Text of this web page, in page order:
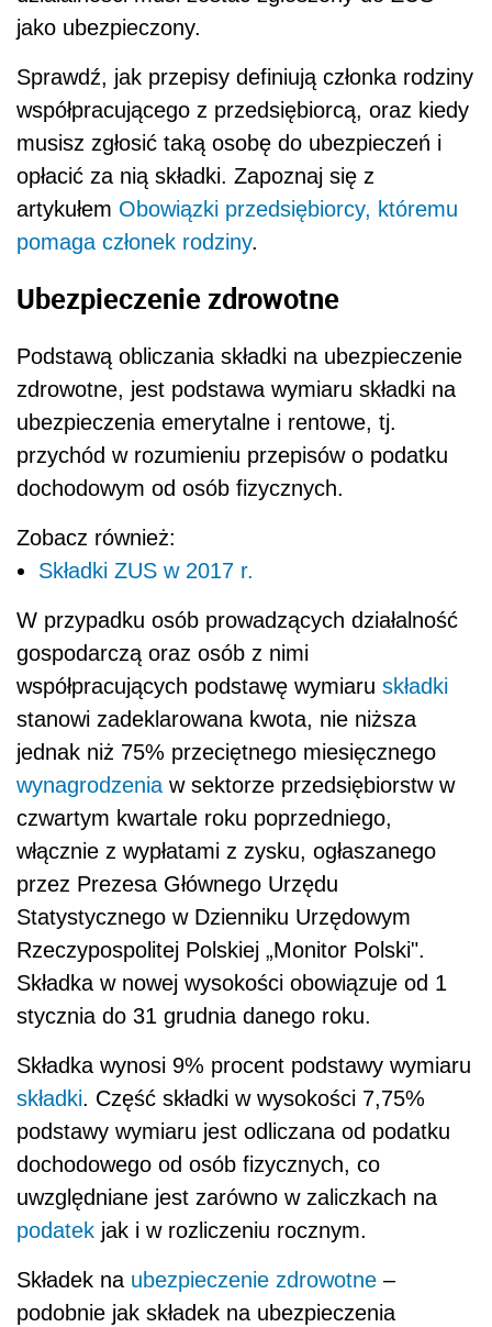
jako ubezpieczony.
Sprawdź, jak przepisy definiują członka rodziny
współpracującego z przedsiębiorcą, oraz kiedy
musisz zgłosić taką osobę do ubezpieczeń i
opłacić za nią składki. Zapoznaj się z
artykułem Obowiązki przedsiębiorcy, któremu
pomaga członek rodziny.
Ubezpieczenie zdrowotne
Podstawą obliczania składki na ubezpieczenie
zdrowotne, jest podstawa wymiaru składki na
ubezpieczenia emerytalne i rentowe, tj.
przychód w rozumieniu przepisów o podatku
dochodowym od osób fizycznych.
Zobacz również:
Składki ZUS w 2017 r.
W przypadku osób prowadzących działalność
gospodarczą oraz osób z nimi
współpracujących podstawę wymiaru składki
stanowi zadeklarowana kwota, nie niższa
jednak niż 75% przeciętnego miesięcznego
wynagrodzenia w sektorze przedsiębiorstw w
czwartym kwartale roku poprzedniego,
włącznie z wypłatami z zysku, ogłaszanego
przez Prezesa Głównego Urzędu
Statystycznego w Dzienniku Urzędowym
Rzeczypospolitej Polskiej „Monitor Polski".
Składka w nowej wysokości obowiązuje od 1
stycznia do 31 grudnia danego roku.
Składka wynosi 9% procent podstawy wymiaru
składki. Część składki w wysokości 7,75%
podstawy wymiaru jest odliczana od podatku
dochodowego od osób fizycznych, co
uwzględniane jest zarówno w zaliczkach na
podatek jak i w rozliczeniu rocznym.
Składek na ubezpieczenie zdrowotne –
podobnie jak składek na ubezpieczenia